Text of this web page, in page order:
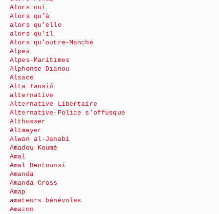
Alors oui
Alors qu’à
alors qu’elle
alors qu’il
Alors qu’outre-Manche
Alpes
Alpes-Maritimes
Alphonse Dianou
Alsace
Alta Tansió
alternative
Alternative Libertaire
Alternative-Police s’offusque
Althusser
Altmeyer
Alwan al-Janabi
Amadou Koumé
Amal
Amal Bentounsi
Amanda
Amanda Cross
Amap
amateurs bénévoles
Amazon